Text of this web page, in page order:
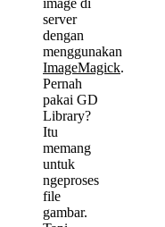
server
dengan
menggunakan
ImageMagick.
Pernah
pakai GD
Library?
Itu
memang
untuk
ngeproses
file
gambar.